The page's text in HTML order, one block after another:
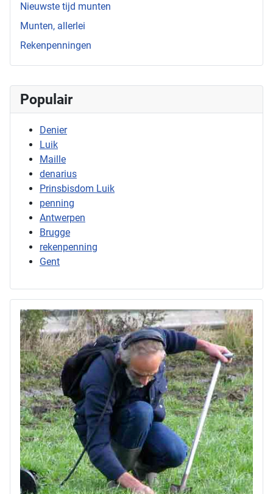
Populair
Denier
Luik
Maille
denarius
Prinsbisdom Luik
penning
Antwerpen
Brugge
rekenpenning
Gent
Nieuwste tijd munten
Munten, allerlei
Rekenpenningen